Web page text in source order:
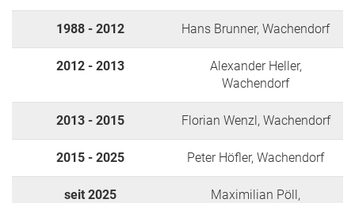
1988 - 2012 Hans Brunner, Wachendorf
2012 - 2013
Alexander Heller,
Wachendorf
2013 - 2015 Florian Wenzl, Wachendorf
2015 - 2025 Peter Höfler, Wachendorf
seit 2025
Maximilian Pöll,